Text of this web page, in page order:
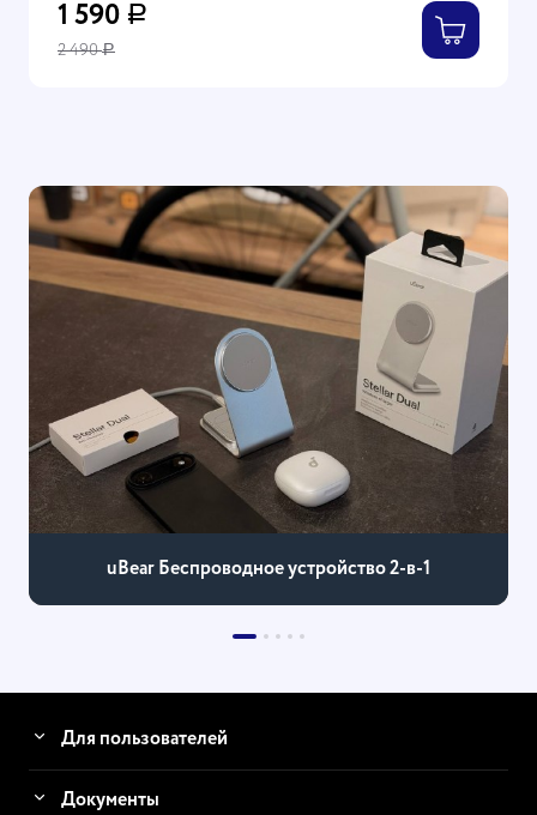
1 590 Р
2 490Р
uBear Беспроводное устройство 2-в-1
Для пользователей
Документы